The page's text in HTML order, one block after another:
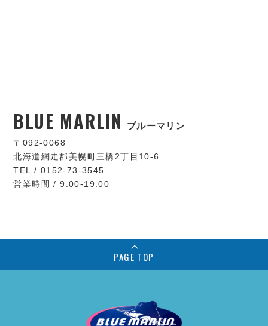
BLUE MARLIN ブルーマリン
〒092-0068
北海道網走郡美幌町三橋2丁目10-6
TEL / 0152-73-3545
営業時間 / 9:00-19:00
PAGE TOP